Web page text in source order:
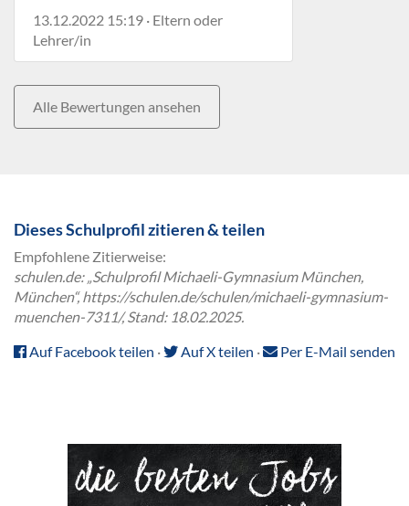
13.12.2022 15:19 · Eltern oder
Lehrer/in
Alle Bewertungen ansehen
Dieses Schulprofil zitieren & teilen
Empfohlene Zitierweise:
schulen.de: „Schulprofil Michaeli-Gymnasium München,
München“, https://schulen.de/schulen/michaeli-gymnasium-
muenchen-7311/, Stand: 18.02.2025.
Auf Facebook teilen · Auf X teilen · Per E-Mail senden